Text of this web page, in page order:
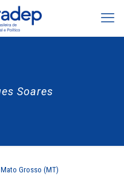
Soares
Mato Grosso (MT)